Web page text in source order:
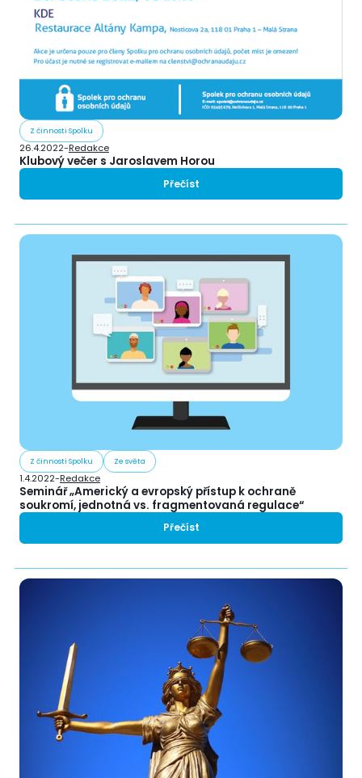
Z činnosti Spolku
26.4.2022-Redakce
Klubový večer s Jaroslavem Horou
Přečíst
Z činnosti Spolku Ze světa
1.4.2022-Redakce
Seminář „Americký a evropský přístup k ochraně
soukromí, jednotná vs. fragmentovaná regulace“
Přečíst